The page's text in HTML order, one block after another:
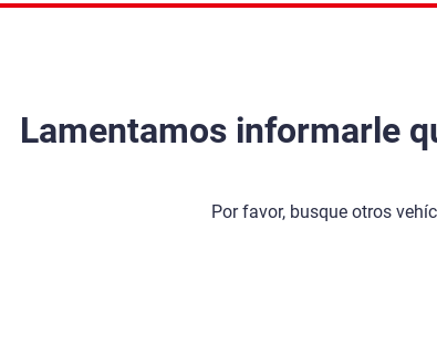
Lamentamos informarle
Por favor, busque otros